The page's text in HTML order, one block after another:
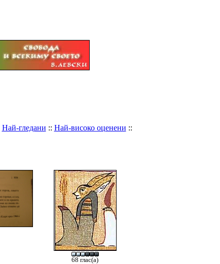
Най-гледани :: Най-високо оценени ::
68 глас(а)